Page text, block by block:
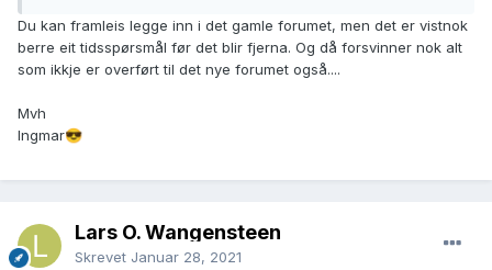
Du kan framleis legge inn i det gamle forumet, men det er vistnok
berre eit tidsspørsmål før det blir fjerna. Og då forsvinner nok alt
som ikkje er overført til det nye forumet også....
Mvh
Ingmar😎
Lars O. Wangensteen
Skrevet Januar 28, 2021